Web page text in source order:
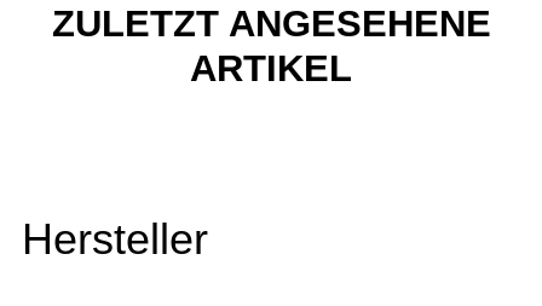
ZULETZT ANGESEHENE
ARTIKEL
Hersteller